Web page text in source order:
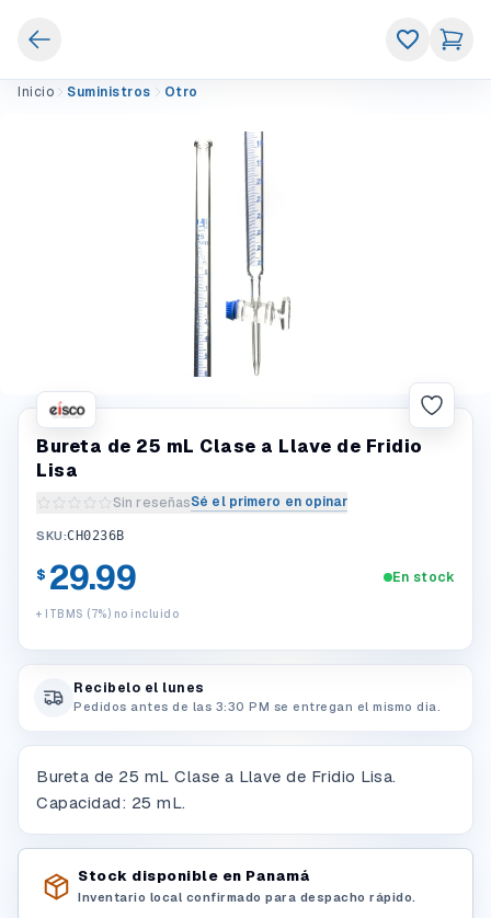
Inicio Suministros Otro
Bureta de 25 mL Clase a Llave de Fridio
Lisa
Sin reseñasSé el primero en opinar
Escribir una reseña del producto
SKU:CH0236B
$ 29.99
+ ITBMS (7%) no incluido
En stock
Recibelo el lunes
Pedidos antes de las 3:30 PM se entregan el mismo dia.
Bureta de 25 mL Clase a Llave de Fridio Lisa.
Capacidad: 25 mL.
Stock disponible en Panamá
Inventario local confirmado para despacho rápido.